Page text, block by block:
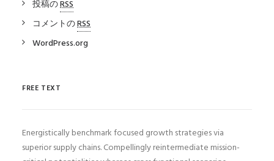
投稿のRSS
コメントのRSS
WordPress.org
FREE TEXT
Energistically benchmark focused growth strategies via
superior supply chains. Compellingly reintermediate mission-